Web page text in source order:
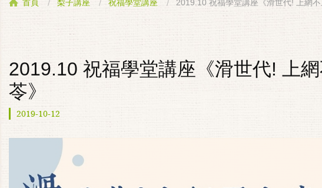
首頁 梨子講座 祝福學堂講座 2019.10 祝福學堂講座《滑世代! 上網不
2019.10 祝福學堂講座《滑世代! 上
苓》
2019-10-12